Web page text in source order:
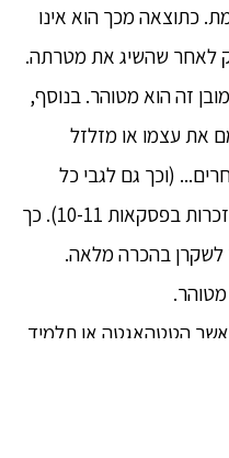
כתוצאה מכך הוא אינו
לאחר שהשיג את מטרתה.
זה הוא מטוהר. בנוסף,
את עצמו או מזלזל
(וכך גם לגבי כל
הסגפנויות שנזכרות בפסקאות 10-11). כך
לשקרן בהכרה מלאה.
כאשר הטַטְהָאגַטַה או תלמיד